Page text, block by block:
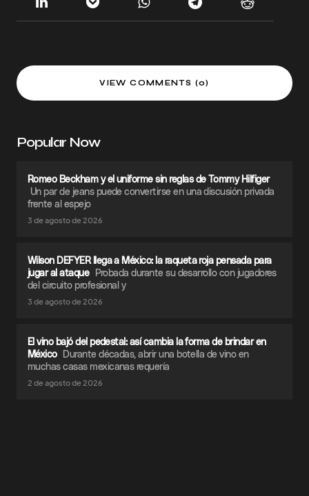
VIEW COMMENTS (0)
Popular Now
Romeo Beckham y el uniforme sin reglas de Tommy Hilfiger
Un par de jeans puede convertirse en una discusión privada
frente al espejo
3 de agosto de 2026
Wilson DEFYER llega a México: la raqueta roja pensada para
jugar al ataque Probada durante su desarrollo con jugadores
del circuito profesional y
3 de agosto de 2026
El vino bajó del pedestal: así cambia la forma de brindar en
México Durante décadas, abrir una botella de vino en
muchas casas mexicanas requería
2 de agosto de 2026